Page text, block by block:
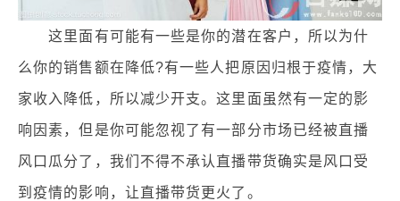
这里面有可能有一些是你的潜在客户，所以为什
么你的销售额在降低?有一些人把原因归根于疫情，大
家收入降低，所以减少开支。这里面虽然有一定的影
响因素，但是你可能忽视了有一部分市场已经被直播
风口瓜分了，我们不得不承认直播带货确实是风口受
到疫情的影响，让直播带货更火了。